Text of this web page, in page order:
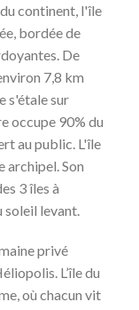
continent, l'île
bordée de
De
7,8 km
s'étale sur
occupe 90% du
au public. L'île
archipel. Son
3 îles à
levant.
privé
L’île du
où chacun vit